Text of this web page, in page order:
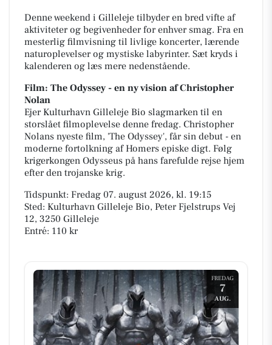
Denne weekend i Gilleleje tilbyder en bred vifte af
aktiviteter og begivenheder for enhver smag. Fra en
mesterlig filmvisning til livlige koncerter, lærende
naturoplevelser og mystiske labyrinter. Sæt kryds i
kalenderen og læs mere nedenstående.
Film: The Odyssey - en ny vision af Christopher
Nolan
Ejer Kulturhavn Gilleleje Bio slagmarken til en
storslået filmoplevelse denne fredag. Christopher
Nolans nyeste film, 'The Odyssey', får sin debut - en
moderne fortolkning af Homers episke digt. Følg
krigerkongen Odysseus på hans farefulde rejse hjem
efter den trojanske krig.
Tidspunkt: Fredag 07. august 2026, kl. 19:15
Sted: Kulturhavn Gilleleje Bio, Peter Fjelstrups Vej
12, 3250 Gilleleje
Entré: 110 kr
FREDAG
7
AUG.